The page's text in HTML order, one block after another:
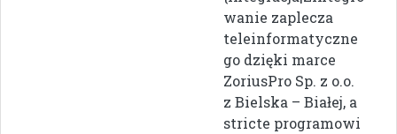
wanie zaplecza
teleinformatyczne
go dzięki marce
ZoriusPro Sp. z o.o.
z Bielska – Białej, a
stricte programowi